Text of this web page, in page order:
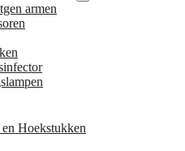
armen
Hoekstukken